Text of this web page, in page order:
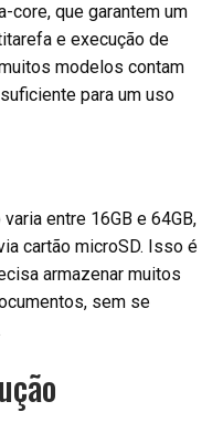
core, que garantem um
e execução de
modelos contam
para um uso
entre 16GB e 64GB,
cartão microSD. Isso é
armazenar muitos
sem se